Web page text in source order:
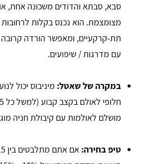
סבא, סבתא והדודים משכונה אחת,
מצומצמת. הוא נכנס בקלות לרחובות
תת-קרקעיים, ומאפשר הורדה קרובה
עם מדרגות / שיפועים.
במקרה של שאטל: מיניבוס יכול
מושלם לאולמות עם קיבולת חניה
טיפ בחירה: